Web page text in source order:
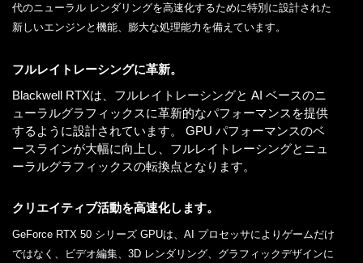
代のニューラル レンダリングを高速化するために特別に設計された
新しいエンジンと機能、膨大な処理能力を備えています。
フルレイトレーシングに革新。
Blackwell RTXは、フルレイトレーシングと AI ベースのニ
ューラルグラフィックスに革新的なパフォーマンスを提供
するように設計されています。 GPU パフォーマンスのベ
ースラインが大幅に向上し、フルレイトレーシングとニュ
ーラルグラフィックスの転換点となります。
クリエイティブ活動を高速化します。
GeForce RTX 50 シリーズ GPUは、AI プロセッサによりゲームだけ
ではなく、ビデオ編集、3D レンダリング、グラフィックデザインに